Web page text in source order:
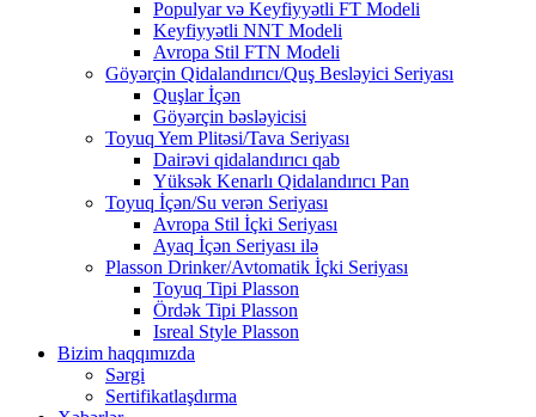
Populyar və Keyfiyyətli FT Modeli
Keyfiyyətli NNT Modeli
Avropa Stil FTN Modeli
Göyərçin Qidalandırıcı/Quş Besləyici Seriyası
Quşlar İçən
Göyərçin bəsləyicisi
Toyuq Yem Plitəsi/Tava Seriyası
Dairəvi qidalandırıcı qab
Yüksək Kenarlı Qidalandırıcı Pan
Toyuq İçən/Su verən Seriyası
Avropa Stil İçki Seriyası
Ayaq İçən Seriyası ilə
Plasson Drinker/Avtomatik İçki Seriyası
Toyuq Tipi Plasson
Ördək Tipi Plasson
Isreal Style Plasson
Bizim haqqımızda
Sərgi
Sertifikatlaşdırma